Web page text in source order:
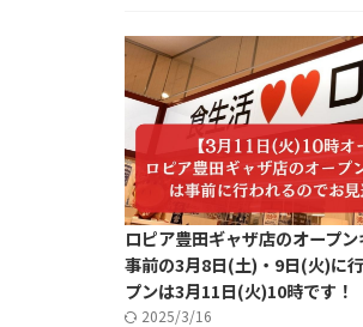
ロピア豊田ギャザ店のオープ
事前の3月8日(土)・9日(火)に
プンは3月11日(火)10時です！
2025/3/16